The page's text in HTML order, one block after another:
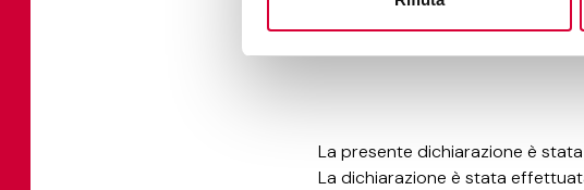
La presente dichiarazione è
La dichiarazione è stata